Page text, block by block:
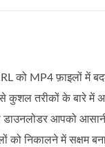
को MP4 फ़ाइलों में
तरीकों के बारे में
डाउनलोडर आपको
को निकालने में सक्षम